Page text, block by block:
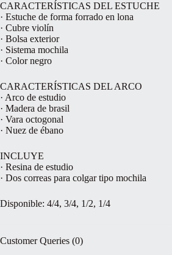
CARACTERÍSTICAS DEL ESTUCHE
· Estuche de forma forrado en lona
· Cubre violín
· Bolsa exterior
· Sistema mochila
· Color negro
CARACTERÍSTICAS DEL ARCO
· Arco de estudio
· Madera de brasil
· Vara octogonal
· Nuez de ébano
INCLUYE
· Resina de estudio
· Dos correas para colgar tipo mochila
Disponible: 4/4, 3/4, 1/2, 1/4
Customer Queries (0)